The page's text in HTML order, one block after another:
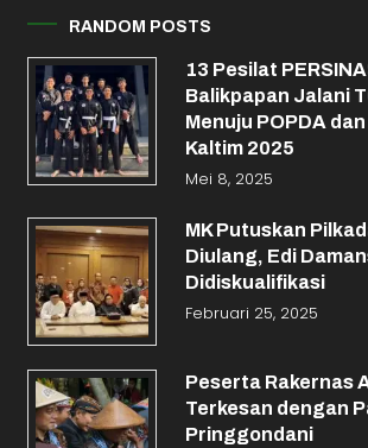
RANDOM POSTS
13 Pesilat
Balikpapan Jalani
Menuju POPDA
Kaltim 2025
Mei 8, 2025
MK Putuskan
Diulang, Edi
Didiskualifikasi
Februari 25, 2025
Peserta Rakernas
Terkesan dengan
Pringgondani